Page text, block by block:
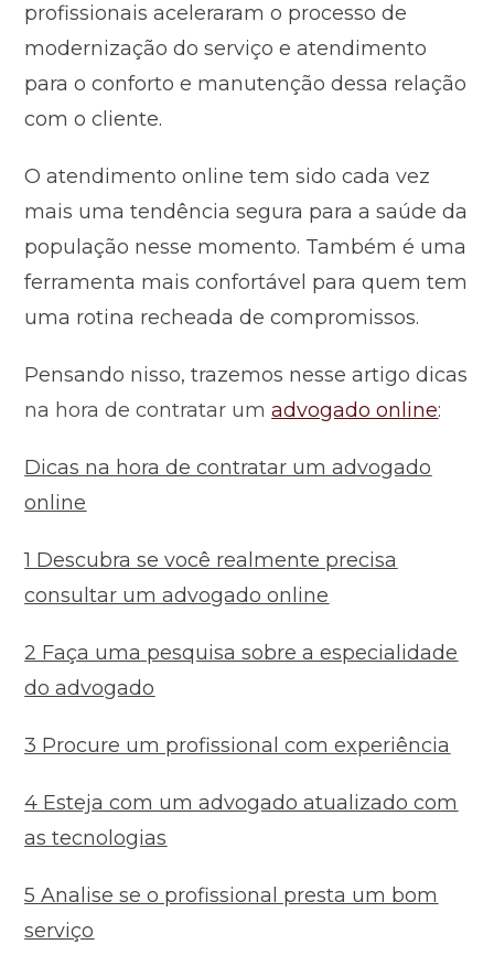
profissionais aceleraram o processo de
modernização do serviço e atendimento
para o conforto e manutenção dessa relação
com o cliente.
O atendimento online tem sido cada vez
mais uma tendência segura para a saúde da
população nesse momento. Também é uma
ferramenta mais confortável para quem tem
uma rotina recheada de compromissos.
Pensando nisso, trazemos nesse artigo dicas
na hora de contratar umadvogado online:
Dicas na hora de contratar um advogado
online
1 Descubra se você realmente precisa
consultar um advogado online
2 Faça uma pesquisa sobre a especialidade
do advogado
3 Procure um profissional com experiência
4 Esteja com um advogado atualizado com
as tecnologias
5 Analise se o profissional presta um bom
serviço